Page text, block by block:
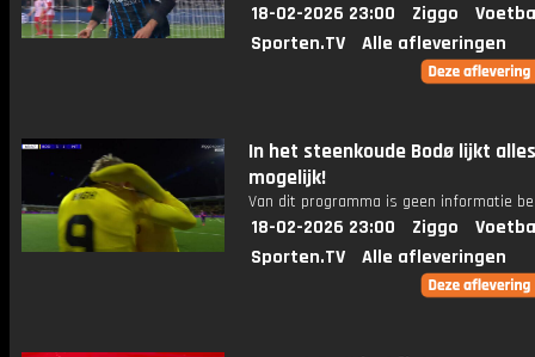
18-02-2026 23:00 Ziggo
Sporten.TV
Alle afleveringen
In het steenkoude Bodø lijkt alles
mogelijk!
Van dit programma is geen informatie
18-02-2026 23:00 Ziggo
Sporten.TV
Alle afleveringen